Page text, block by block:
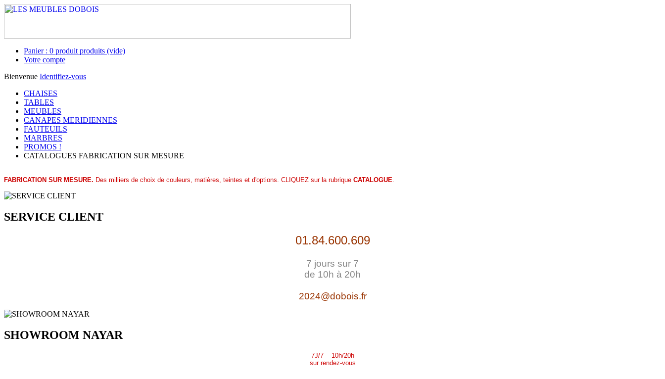
Panier : 0 produit produits (vide)
Votre compte
Bienvenue Identifiez-vous
CHAISES
TABLES
MEUBLES
CANAPES MERIDIENNES
FAUTEUILS
MARBRES
PROMOS !
CATALOGUES FABRICATION SUR MESURE
FABRICATION SUR MESURE. Des milliers de choix de couleurs, matières, teintes et d'options. CLIQUEZ sur la rubrique CATALOGUE.
SERVICE CLIENT
01.84.600.609
7 jours sur 7
de 10h à 20h
2024@dobois.fr
SHOWROOM NAYAR
7J/7 10h/20h
sur rendez-vous